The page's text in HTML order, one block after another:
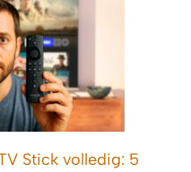
Stick volledig: 5